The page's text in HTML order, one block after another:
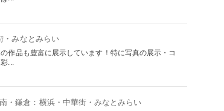
・みなとみらい
作品も豊富に展示しています！特に写真の展示・コ
...
・鎌倉：横浜・中華街・みなとみらい